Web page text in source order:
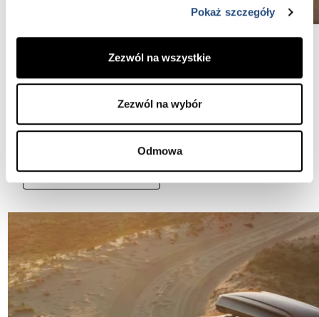
Pokaż szczegóły
Zezwól na wszystkie
Zezwól na wybór
Odmowa
Zapoznaj się z warunkami
Regulamin Programu Poleceń Volvo Selekt Firma
Karlik
Pobierz dokument